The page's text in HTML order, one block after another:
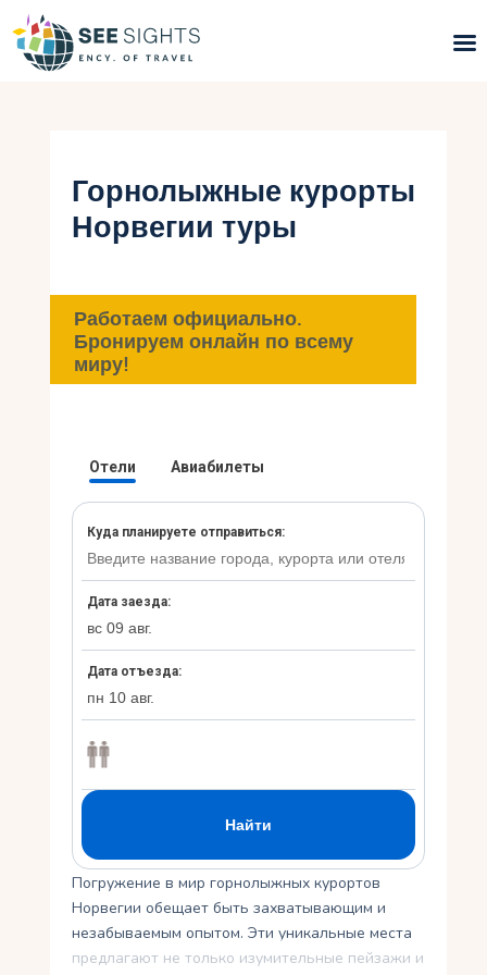
Горящие туры
Типы Туров
Инфо
Блог
Укр
Горнолыжные курорты
Норвегии туры
Работаем официально.
Бронируем онлайн по всему
миру!
Погружение в мир горнолыжных курортов
Норвегии обещает быть захватывающим и
незабываемым опытом. Эти уникальные места
предлагают не только изумительные пейзажи и